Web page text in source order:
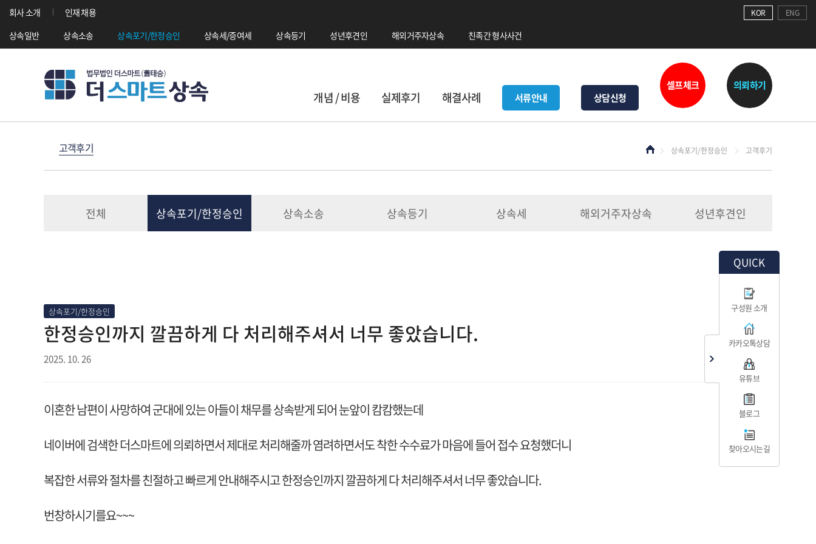
회사 소개
인재 채용
상속일반
상속소송 상속포기/한정승인 상속세/증여세 상속등기 성년후견인 해외거주자상속 친족간 형사사건
KOR ENG
개념 / 비용 실제후기 해결사례 서류안내 상담신청
셀프체크 의뢰하기
QUICK
구성원 소개
카카오톡상담
유튜브
블로그
찾아오시는길
고객후기 상속포기/한정승인 고객후기
전체 상속포기/한정승인 상속소송 상속등기 상속세 해외거주자상속 성년후견인
상속포기/한정승인
한정승인까지 깔끔하게 다 처리해주셔서 너무 좋았습니다.
2025. 10. 26
이혼한 남편이 사망하여 군대에 있는 아들이 채무를 상속받게 되어 눈앞이 캄캄했는데
네이버에 검색한 더스마트에 의뢰하면서 제대로 처리해줄까 염려하면서도 착한 수수료가 마음에 들어 접수 요청했더니
복잡한 서류와 절차를 친절하고 빠르게 안내해주시고 한정승인까지 깔끔하게 다 처리해주셔서 너무 좋았습니다.
번창하시기를요~~~